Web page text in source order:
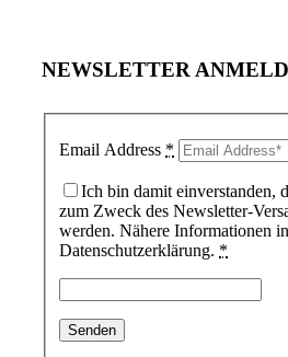
NEWSLETTER
Email Address *
Ich bin damit einverstanden,
zum Zweck des Newsletter-
werden. Nähere Informationen
Datenschutzerklärung. *